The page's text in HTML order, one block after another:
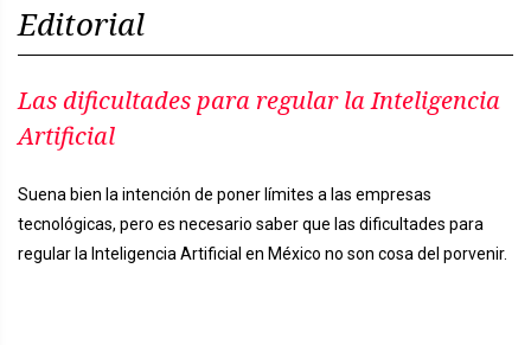
Editorial
Las dificultades para regular la Inteligencia
Artificial
Suena bien la intención de poner límites a las empresas
tecnológicas, pero es necesario saber que las dificultades para
regular la Inteligencia Artificial en México no son cosa del porvenir.